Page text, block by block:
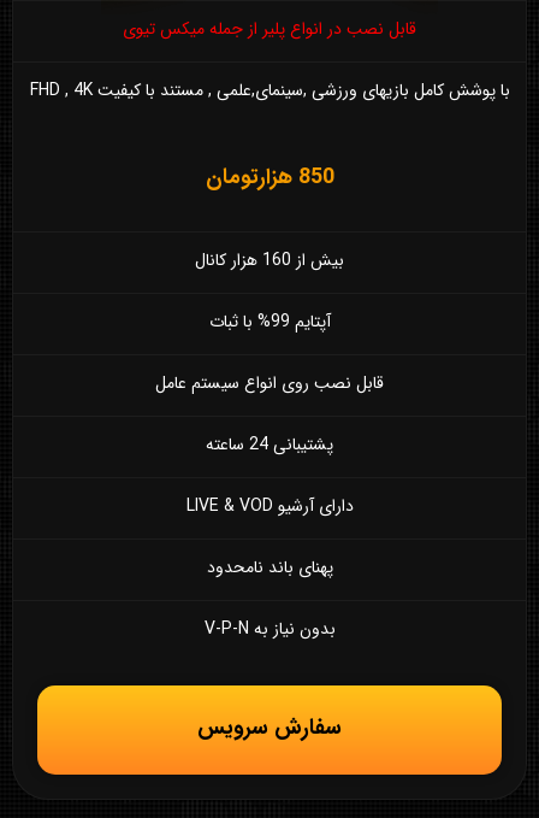
قابل نصب در انواع پلیر از جمله میکس تیوی
با پوشش کامل بازیهای ورزشی ,سینمای,علمی , مستند با کیفیت FHD , 4K
850 هزارتومان
بیش از 160 هزار کانال
آپتایم 99% با ثبات
قابل نصب روی انواع سیستم عامل
پشتیبانی 24 ساعته
دارای آرشیو LIVE & VOD
پهنای باند نامحدود
بدون نیاز به V-P-N
سفارش سرویس